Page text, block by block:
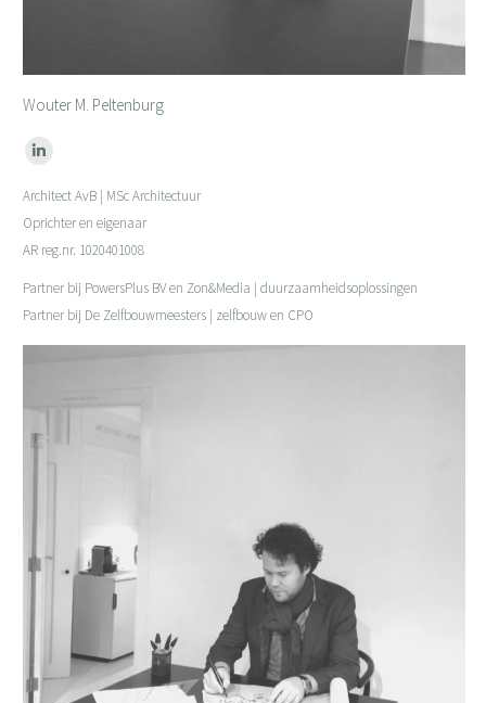
Wouter M. Peltenburg
Linkedin
page
opens
in
Architect AvB | MSc Architectuur
Oprichter en eigenaar
AR reg.nr. 1020401008
Partner bij PowersPlus BV en Zon&Media | duurzaamheidsoplossingen
Partner bij De Zelfbouwmeesters | zelfbouw en CPO